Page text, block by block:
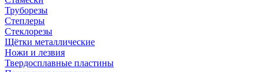
Труборезы
Степлеры
Стеклорезы
Щётки металлические
Ножи и лезвия
Твердосплавные пластины